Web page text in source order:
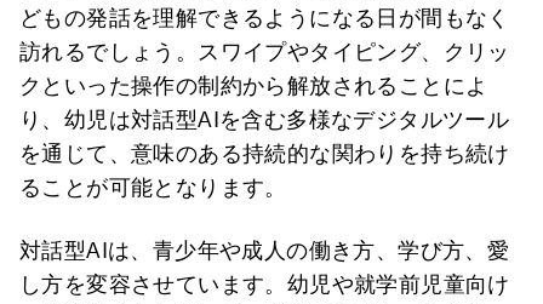
どもの発話を理解できるようになる日が間もなく
訪れるでしょう。スワイプやタイピング、クリッ
クといった操作の制約から解放されることによ
り、幼児は対話型AIを含む多様なデジタルツール
を通じて、意味のある持続的な関わりを持ち続け
ることが可能となります。
対話型AIは、青少年や成人の働き方、学び方、愛
し方を変容させています。幼児や就学前児童向け